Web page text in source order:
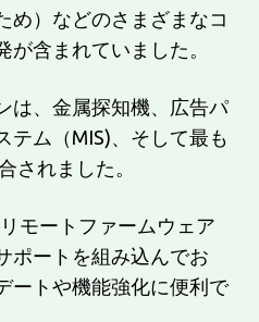
め）などのさまざまなコ
が含まれていました。
は、金属探知機、広告パ
テム（MIS)、そして最も
されました。
モートファームウェア
ポートを組み込んでお
ートや機能強化に便利で